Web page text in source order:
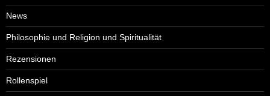
News
Philosophie und Religion und Spiritualität
Rezensionen
Rollenspiel